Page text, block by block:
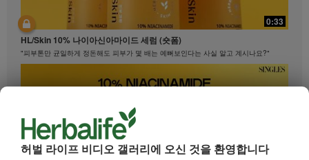
허벌 라이프 비디오 갤러리에 오신 것을 환영합니다
0:33
HL/Skin 10% 나이아신아마이드 세럼 (숏폼)
"피부톤만 균일하게 정돈해도 피부가 몇 배는 예뻐보인다는 사실 알고 계시나요?"